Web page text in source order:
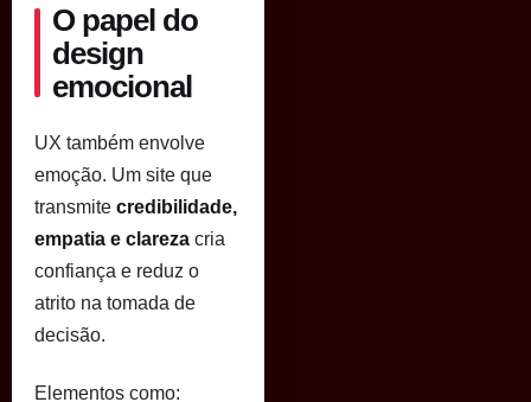
O papel do
design
emocional
UX também envolve
emoção. Um site que
transmite credibilidade,
empatia e clareza cria
confiança e reduz o
atrito na tomada de
decisão.
Elementos como: